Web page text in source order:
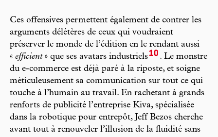
Ces offensives permettent également de contrer les
arguments délétères de ceux qui voudraient
préserver le monde de l’édition en le rendant aussi
« efficient» que ses avatars industriels10 . Le monstre
du e-commerce est déjà paré à la riposte, et soigne
méticuleusement sa communication sur tout ce qui
touche à l’humain au travail. En rachetant à grands
renforts de publicité l’entreprise Kiva, spécialisée
dans la robotique pour entrepôt, Jeff Bezos cherche
avant tout à renouveler l’illusion de la fluidité sans